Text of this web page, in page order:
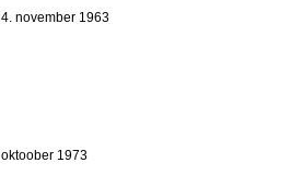
november 1963
1973